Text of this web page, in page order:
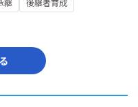
継
後継者育成